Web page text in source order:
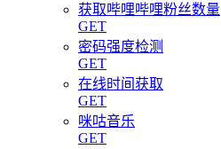
获取哔哩哔哩粉丝数量
GET
密码强度检测
GET
在线时间获取
GET
咪咕音乐
GET